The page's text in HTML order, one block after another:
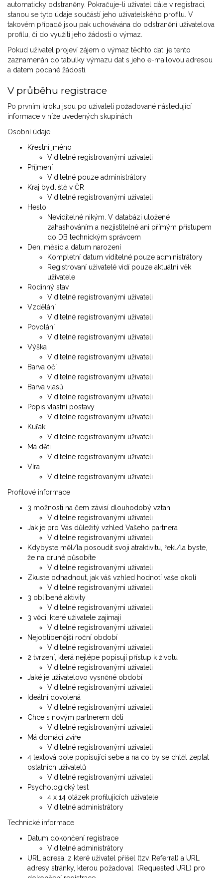
automaticky odstraněny. Pokračuje-li uživatel dále v registraci,
stanou se tyto údaje součástí jeho uživatelského profilu. V
takovém případě jsou pak uchovávána do odstranění uživatelova
profilu, či do využití jeho žádosti o výmaz.
Pokud uživatel projeví zájem o výmaz těchto dat, je tento
zaznamenán do tabulky výmazu dat s jeho e-mailovou adresou
a datem podané žádosti.
V průběhu registrace
Po prvním kroku jsou po uživateli požadované následující
informace v níže uvedených skupinách
Osobní údaje
Křestní jméno
Viditelné registrovanými uživateli
Příjmení
Viditelné pouze administrátory
Kraj bydliště v ČR
Viditelné registrovanými uživateli
Heslo
Neviditelné nikým. V databázi uložené
zahashováním a nezjistitelné ani přímým přístupem
do DB technickým správcem
Den, měsíc a datum narození
Kompletní datum viditelné pouze administrátory
Registrovaní uživatelé vidí pouze aktuální věk
uživatele
Rodinný stav
Viditelné registrovanými uživateli
Vzdělání
Viditelné registrovanými uživateli
Povolání
Viditelné registrovanými uživateli
Výška
Viditelné registrovanými uživateli
Barva očí
Viditelné registrovanými uživateli
Barva vlasů
Viditelné registrovanými uživateli
Popis vlastní postavy
Viditelné registrovanými uživateli
Kuřák
Viditelné registrovanými uživateli
Má děti
Viditelné registrovanými uživateli
Víra
Viditelné registrovanými uživateli
Profilové informace
3 možnosti na čem závisí dlouhodobý vztah
Viditelné registrovanými uživateli
Jak je pro Vás důležitý vzhled Vašeho partnera
Viditelné registrovanými uživateli
Kdybyste měl/la posoudit svoji atraktivitu, řekl/la byste,
že na druhé působíte
Viditelné registrovanými uživateli
Zkuste odhadnout, jak váš vzhled hodnotí vaše okolí
Viditelné registrovanými uživateli
3 oblíbené aktivity
Viditelné registrovanými uživateli
3 věci, které uživatele zajímají
Viditelné registrovanými uživateli
Nejoblíbenější roční období
Viditelné registrovanými uživateli
2 tvrzení, která nejlépe popisují přístup k životu
Viditelné registrovanými uživateli
Jaké je uživatelovo vysněné období
Viditelné registrovanými uživateli
Ideální dovolená
Viditelné registrovanými uživateli
Chce s novým partnerem děti
Viditelné registrovanými uživateli
Má domácí zvíře
Viditelné registrovanými uživateli
4 textová pole popisující sebe a na co by se chtěl zeptat
ostatních uživatelů
Viditelné registrovanými uživateli
Psychologický test
4 x 14 otázek profilujících uživatele
Viditelné administrátory
Technické informace
Datum dokončení registrace
Viditelné administrátory
URL adresa, z které uživatel přišel (tzv. Referral) a URL
adresy stránky, kterou požadoval (Requested URL) pro